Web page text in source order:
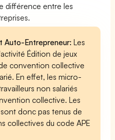
différence entre les
Auto-Entrepreneur: Les
Édition de jeux
convention collective
En effet, les micro-
non salariés
collective. Les
donc pas tenus de
collectives du code APE